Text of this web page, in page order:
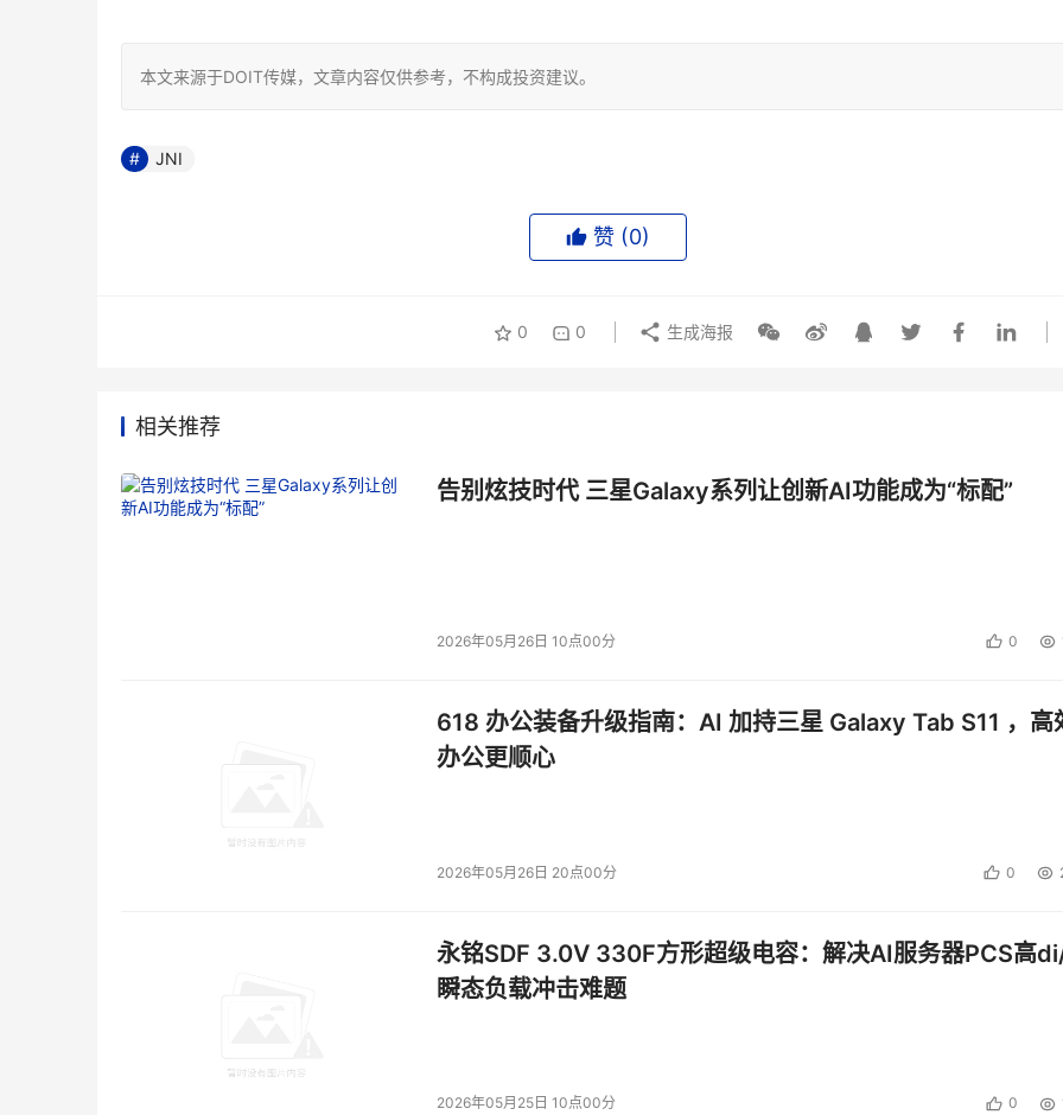
本文来源于DOIT传媒，文章内容仅供参考，不构成投资建议。
JNI
赞 (0)
0 0 生成海报
相关推荐
告别炫技时代 三星Galaxy系列让创新AI功能成为“标配”
2026年05月26日 10点00分 0
618 办公装备升级指南：AI 加持三星 Galaxy Tab S11 ，高
办公更顺心
2026年05月26日 20点00分 0
永铭SDF 3.0V 330F方形超级电容：解决AI服务器PCS高
瞬态负载冲击难题
2026年05月25日 10点00分 0